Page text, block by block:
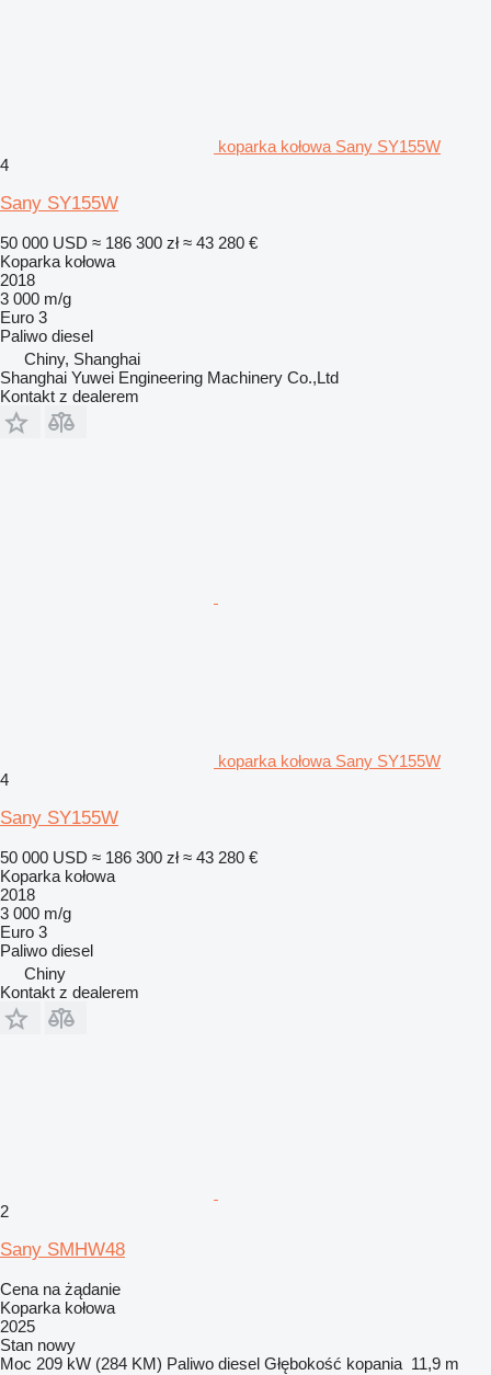
koparka kołowa Sany SY155W
4
Sany SY155W
50 000 USD ≈ 186 300 zł ≈ 43 280 €
Koparka kołowa
2018
3 000 m/g
Euro 3
Paliwo diesel
Chiny, Shanghai
Shanghai Yuwei Engineering Machinery Co.,Ltd
Kontakt z dealerem
koparka kołowa Sany SY155W
4
Sany SY155W
50 000 USD ≈ 186 300 zł ≈ 43 280 €
Koparka kołowa
2018
3 000 m/g
Euro 3
Paliwo diesel
Chiny
Kontakt z dealerem
2
Sany SMHW48
Cena na żądanie
Koparka kołowa
2025
Stan nowy
Moc 209 kW (284 KM) Paliwo diesel Głębokość kopania 11,9 m